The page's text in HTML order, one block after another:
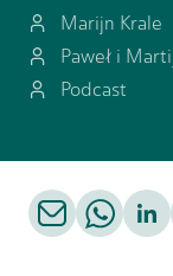
Marijn Krale
Paweł i
Podcast